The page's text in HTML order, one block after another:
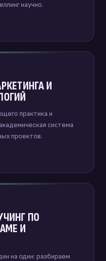
научно.
И
практика и
система
проектов.
ПО
И
на один: разбираем